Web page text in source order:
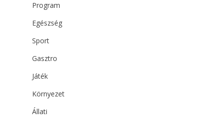
Program
Egészség
Sport
Gasztro
Játék
Környezet
Állati